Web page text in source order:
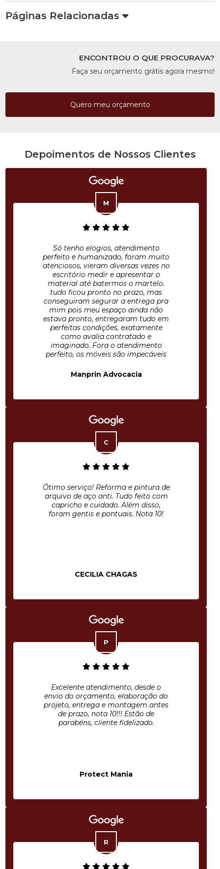
Páginas Relacionadas
ENCONTROU O QUE PROCURAVA?
Faça seu orçamento grátis agora mesmo!
Quero meu orçamento
Depoimentos de Nossos Clientes
Só tenho elogios, atendimento
perfeito e humanizado, foram muito
atenciosos, vieram diversas vezes no
escritório medir e apresentar o
material até batermos o martelo.
tudo ficou pronto no prazo, mas
conseguiram segurar a entrega pra
mim pois meu espaço ainda não
estava pronto, entregaram tudo em
perfeitas condições, exatamente
como avalia contratado e
imaginado. Fora o atendimento
perfeito, os móveis são impecáveis
Manprin Advocacia
Ótimo serviço! Reforma e pintura de
arquivo de aço anti. Tudo feito com
capricho e cuidado. Além disso,
foram gentis e pontuais. Nota 10!
CECILIA CHAGAS
Excelente atendimento, desde o
envio do orçamento, elaboração do
projeto, entrega e montagem antes
de prazo, nota 10!!! Estão de
parabéns, cliente fidelizado.
Protect Mania